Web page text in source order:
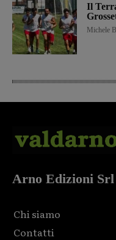
Il
Michele
Arno Edizioni Srl
Chi siamo
Contatti